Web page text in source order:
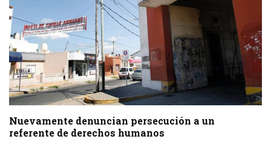
Nuevamente denuncian persecución a un
referente de derechos humanos